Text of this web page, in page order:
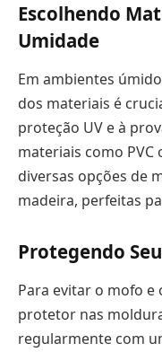
Escolhendo
Umidade
Em ambientes
dos materiais é
proteção UV e à
materiais como PVC
diversas opções de
madeira, perfeitas
Protegendo
Para evitar o mofo e
protetor nas
regularmente com